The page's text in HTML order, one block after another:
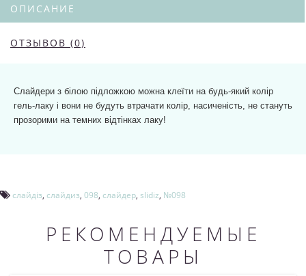
ОПИСАНИЕ
ОТЗЫВОВ (0)
Слайдери з білою підложкою можна клеїти на будь-який колір
гель-лаку і вони не будуть втрачати колір, насиченість, не стануть
прозорими на темних відтінках лаку!
слайдіз, слайдиз, 098, слайдер, slidiz, №098
РЕКОМЕНДУЕМЫЕ
ТОВАРЫ